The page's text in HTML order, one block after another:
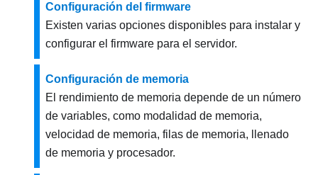
Configuración del firmware
Existen varias opciones disponibles para instalar y
configurar el firmware para el servidor.
Configuración de memoria
El rendimiento de memoria depende de un número
de variables, como modalidad de memoria,
velocidad de memoria, filas de memoria, llenado
de memoria y procesador.